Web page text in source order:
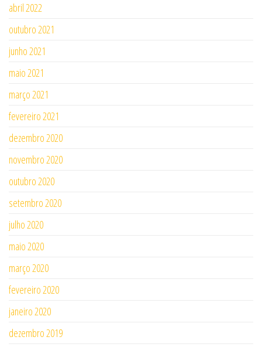
abril 2022
outubro 2021
junho 2021
maio 2021
março 2021
fevereiro 2021
dezembro 2020
novembro 2020
outubro 2020
setembro 2020
julho 2020
maio 2020
março 2020
fevereiro 2020
janeiro 2020
dezembro 2019